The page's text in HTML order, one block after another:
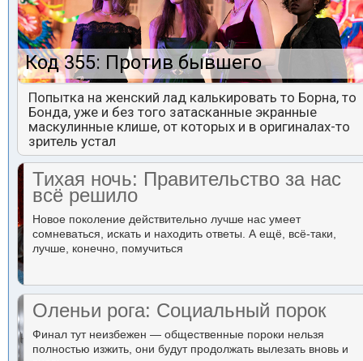
Код 355: Против бывшего
Попытка на женский лад калькировать то Борна, то
Бонда, уже и без того затасканные экранные
маскулинные клише, от которых и в оригиналах-то
зритель устал
Тихая ночь: Правительство за нас
всё решило
Новое поколение действительно лучше нас умеет
сомневаться, искать и находить ответы. А ещё, всё-таки,
лучше, конечно, помучиться
Оленьи рога: Социальный порок
Финал тут неизбежен — общественные пороки нельзя
полностью изжить, они будут продолжать вылезать вновь и